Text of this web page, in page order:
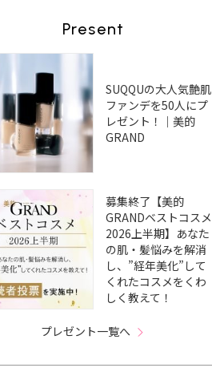
Present
SUQQUの大人気艶肌
ファンデを50人にプ
レゼント！｜美的
GRAND
募集終了【美的
GRANDベストコスメ
2026上半期】あなた
の肌・髪悩みを解消
し、”経年美化”して
くれたコスメをくわ
しく教えて！
プレゼント一覧へ